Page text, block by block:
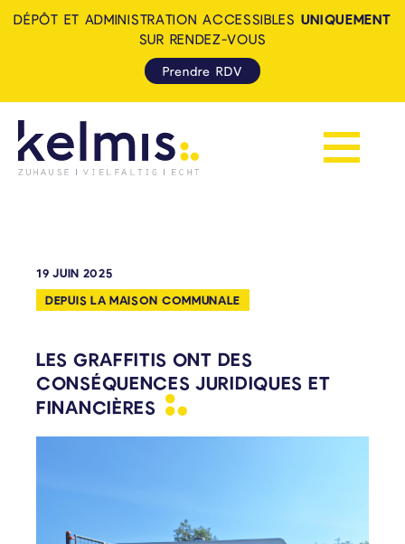
Afficher la
DÉPÔT ET ADMINISTRATION ACCESSIBLES UNIQUEMENT
SUR RENDEZ-VOUS
Prendre RDV
19 JUIN 2025
DEPUIS LA MAISON COMMUNALE
LES GRAFFITIS ONT DES
CONSÉQUENCES JURIDIQUES ET
FINANCIÈRES